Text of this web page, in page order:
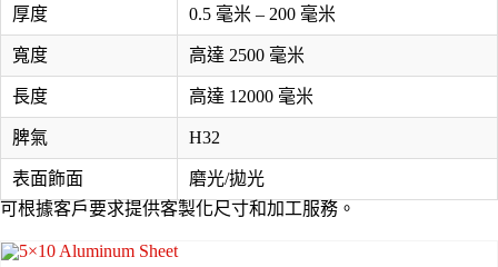
厚度 0.5 毫米 – 200 毫米
寬度 高達 2500 毫米
長度 高達 12000 毫米
脾氣 H32
表面飾面
磨光/拋光
可根據客戶要求提供客製化尺寸和加工服務。